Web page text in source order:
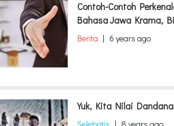
Contoh-Contoh
Bahasa Jawa Krama,
Berita | 6 years ago
Yuk, Kita Nilai